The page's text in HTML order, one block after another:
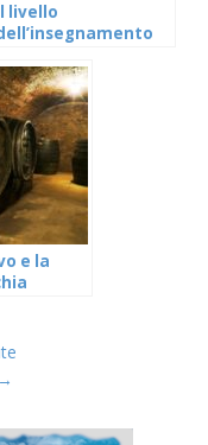
livello
e la
→